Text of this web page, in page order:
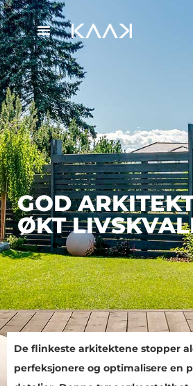
GOD
ØKT
De flinkeste arkitektene stopper
perfeksjonere og optimalisere en